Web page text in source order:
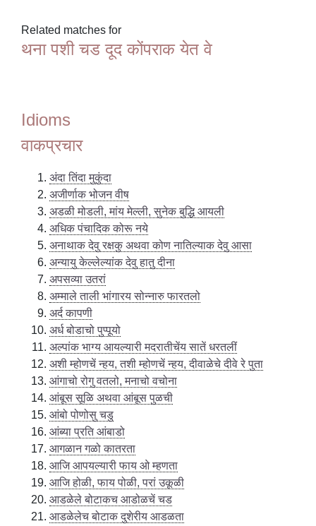
Related matches for
थना पशी चड दूद कोंपराक येत वे
Idioms
वाकप्रचार
अंदा तिंदा मुकुंदा
अजीर्णाक भोजन वीष
अडळी मोडली, मांय मेल्ली, सुनेक बुद्धि आयली
अधिक पंचादिक कोरू नये
अनाथाक देवु रक्षकु अथवा कोण नातिल्याक देवु आसा
अन्यायु केल्लेल्यांक देवु हातु दीना
अपसव्या उतरां
अम्माले ताली भांगारय सोन्नारु फारतलो
अर्द कापणी
अर्ध बोडाचो पुप्पूयो
अल्पांक भाग्य आयल्यारी मदरातीचेंय सातें धरतलीं
अशी म्होणचें न्हय, तशी म्होणचें न्हय, दीवाळेचे दीवे रे पुता
आंगाचो रोगु वतलो, मनाचो वचोना
आंबूस सूळि अथवा आंबूस पुळची
आंबो पोणोसु चडु
आंब्या प्रति आंबाडो
आगळान गळो कातरता
आजि आपयल्यारी फाय ओ म्हणता
आजि होळी, फाय पोळी, परां उकूळी
आडळेले बोटाकच आडोळचें चड
आडळेलेच बोटाक दुशेरीय आडळता